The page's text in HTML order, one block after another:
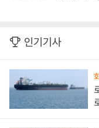
인기기사